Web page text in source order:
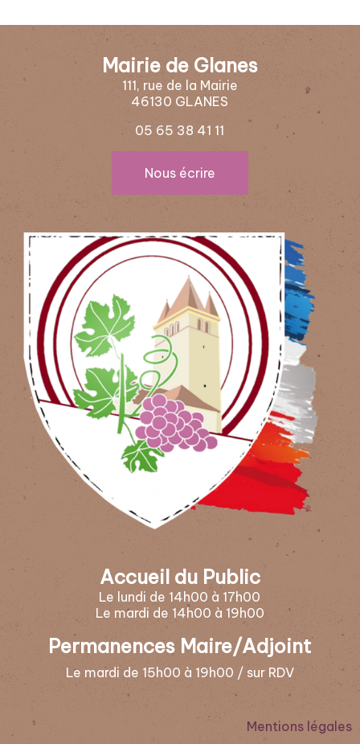
Mairie de Glanes
111, rue de la Mairie
46130 GLANES
05 65 38 41 11
Nous écrire
Accueil du Public
Le lundi de 14h00 à 17h00
Le mardi de 14h00 à 19h00
Permanences Maire/Adjoint
Le mardi de 15h00 à 19h00 / sur RDV
Mentions légales